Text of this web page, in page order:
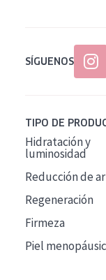
SÍGUENOS
TIPO DE
Hidratación y
luminosidad
Reducción de
Regeneración
Firmeza
Piel